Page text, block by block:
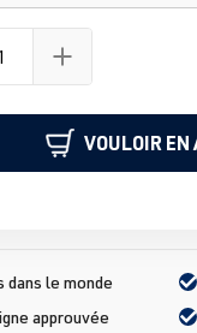
VOULOIR EN
dans le monde
approuvée